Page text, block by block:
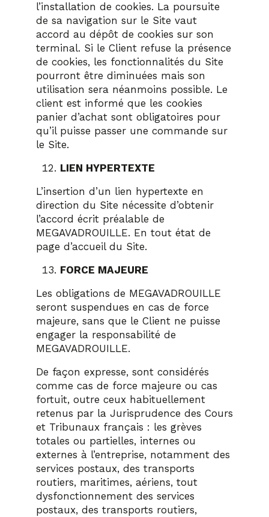
l’installation de cookies. La poursuite
de sa navigation sur le Site vaut
accord au dépôt de cookies sur son
terminal. Si le Client refuse la présence
de cookies, les fonctionnalités du Site
pourront être diminuées mais son
utilisation sera néanmoins possible. Le
client est informé que les cookies
panier d’achat sont obligatoires pour
qu’il puisse passer une commande sur
le Site.
LIEN HYPERTEXTE
L’insertion d’un lien hypertexte en
direction du Site nécessite d’obtenir
l’accord écrit préalable de
MEGAVADROUILLE. En tout état de
page d’accueil du Site.
FORCE MAJEURE
Les obligations de MEGAVADROUILLE
seront suspendues en cas de force
majeure, sans que le Client ne puisse
engager la responsabilité de
MEGAVADROUILLE.
De façon expresse, sont considérés
comme cas de force majeure ou cas
fortuit, outre ceux habituellement
retenus par la Jurisprudence des Cours
et Tribunaux français : les grèves
totales ou partielles, internes ou
externes à l’entreprise, notamment des
services postaux, des transports
routiers, maritimes, aériens, tout
dysfonctionnement des services
postaux, des transports routiers,